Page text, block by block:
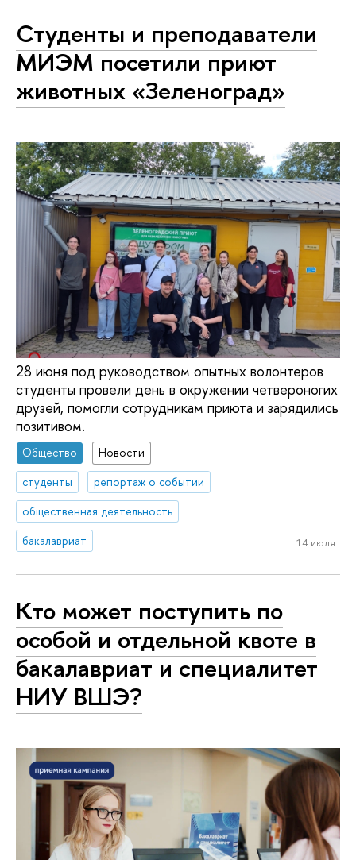
Студенты и преподаватели
МИЭМ посетили приют
животных «Зеленоград»
28 июня под руководством опытных волонтеров
студенты провели день в окружении четвероногих
друзей, помогли сотрудникам приюта и зарядились
позитивом.
Общество
Новости
студенты
репортаж о событии
общественная деятельность
бакалавриат
14 июля
Кто может поступить по
особой и отдельной квоте в
бакалавриат и специалитет
НИУ ВШЭ?